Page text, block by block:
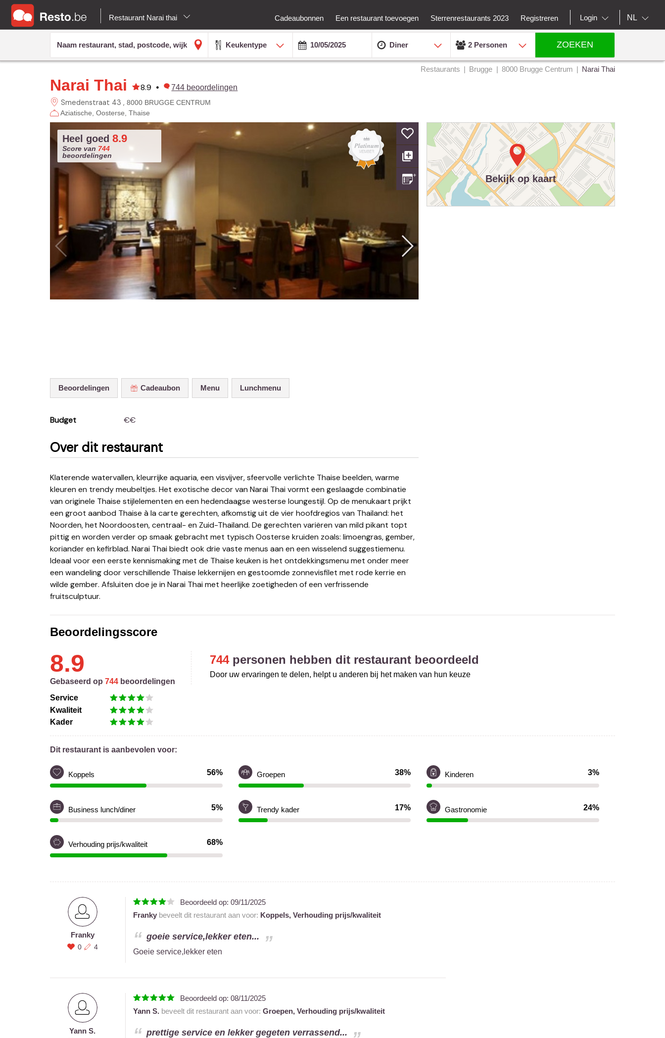
Restaurant Narai thai Cadeaubonnen Een restaurant toevoegen Sterrenrestaurants 2023 Registreren Login NL
Keukentype Diner 2 Personen ZOEKEN
Restaurants Brugge 8000 Brugge Centrum Narai Thai
Narai Thai 8.9 • 744 beoordelingen
Smedenstraat 43
8000 BRUGGE CENTRUM
Aziatische Oosterse Thaise
Heel goed 8.9
Score van 744
beoordelingen
Beoordelingen Cadeaubon Menu Lunchmenu
Budget €€
Over dit restaurant
Klaterende watervallen, kleurrijke aquaria, een visvijver, sfeervolle verlichte Thaise beelden, warme
kleuren en trendy meubeltjes. Het exotische decor van Narai Thai vormt een geslaagde combinatie
van originele Thaise stijlelementen en een hedendaagse westerse loungestijl. Op de menukaart prijkt
een groot aanbod Thaise à la carte gerechten, afkomstig uit de vier hoofdregios van Thailand: het
Noorden, het Noordoosten, centraal- en Zuid-Thailand. De gerechten variëren van mild pikant topt
pittig en worden verder op smaak gebracht met typisch Oosterse kruiden zoals: limoengras, gember,
koriander en kefirblad. Narai Thai biedt ook drie vaste menus aan en een wisselend suggestiemenu.
Ideaal voor een eerste kennismaking met de Thaise keuken is het ontdekkingsmenu met onder meer
een wandeling door verschillende Thaise lekkernijen en gestoomde zonnevisfilet met rode kerrie en
wilde gember. Afsluiten doe je in Narai Thai met heerlijke zoetigheden of een verfrissende
fruitsculptuur.
Bekijk op kaart
Beoordelingsscore
8.9
Gebaseerd op 744 beoordelingen
Service
Kwaliteit
Kader
744personen hebben dit restaurant beoordeeld
Door uw ervaringen te delen, helpt u anderen bij het maken van hun keuze
Dit restaurant is aanbevolen voor:
Koppels 56% Groepen 38% Kinderen 3%
Business lunch/diner 5% Trendy kader 17% Gastronomie 24%
Verhouding prijs/kwaliteit 68%
Franky
0 4
Beoordeeld op: 09/11/2025
Frankybeveelt dit restaurant aan voor: Koppels, Verhouding prijs/kwaliteit
goeie service,lekker eten...
Goeie service,lekker eten
Yann S.
Beoordeeld op: 08/11/2025
Yann S.beveelt dit restaurant aan voor: Groepen, Verhouding prijs/kwaliteit
prettige service en lekker gegeten verrassend...